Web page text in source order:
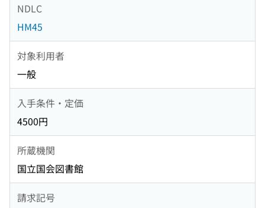
NDLC
HM45
対象利用者
一般
入手条件・定価
4500円
所蔵機関
国立国会図書館
請求記号